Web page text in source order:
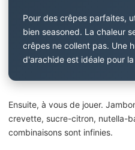
Pour des crêpes parfaites,
bien seasoned. La chaleur
crêpes ne collent pas. Une
d'arachide est idéale pour la
Ensuite, à vous de jouer.
crevette, sucre-citron, nutella-
combinaisons sont infinies.